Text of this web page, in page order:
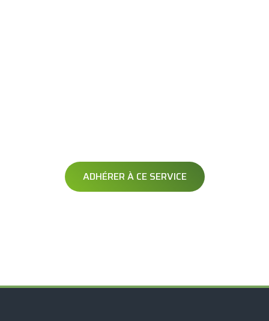
ADHÉRER À CE SERVICE